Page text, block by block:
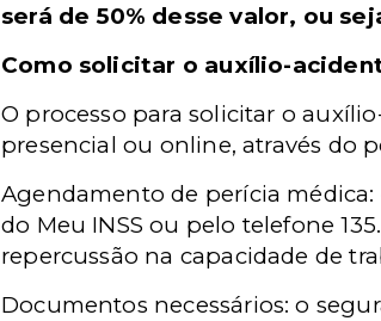
será de 50% desse valor, ou
Como solicitar o auxílio-
O processo para solicitar o
presencial ou online, através do
Agendamento de perícia
do Meu INSS ou pelo telefone
repercussão na capacidade de
Documentos necessários: o